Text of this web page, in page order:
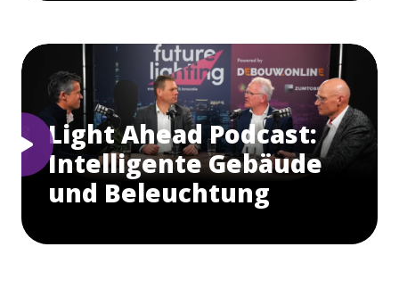
Light Ahead Podcast:
Intelligente Gebäude
und Beleuchtung